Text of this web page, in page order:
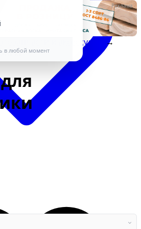
в любой момент
Реклама
и аксессуары
→